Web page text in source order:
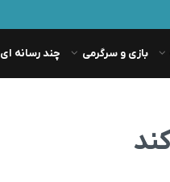
بازی و سرگرمی چند رسانه ای